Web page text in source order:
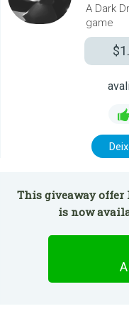
A Dark
game
This giveaway offer
is now